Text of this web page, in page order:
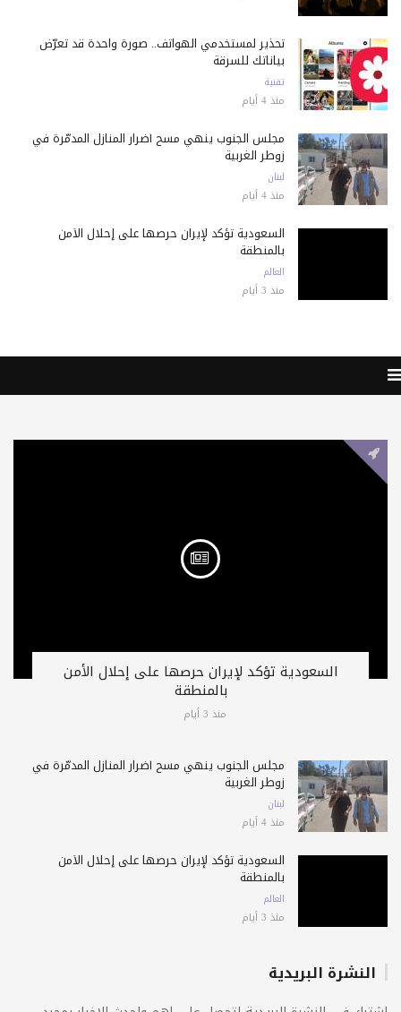
تحذير لمستخدمي الهواتف.. صورة واحدة قد تعرّض
بياناتك للسرقة
تقنية
منذ 4 أيام
مجلس الجنوب ينهي مسح أضرار المنازل المدمّرة في
زوطر الغربية
لبنان
منذ 4 أيام
السعودية تؤكد لإيران حرصها على إحلال الأمن
بالمنطقة
العالم
منذ 3 أيام
السعودية تؤكد لإيران حرصها على إحلال الأمن
بالمنطقة
منذ 3 أيام
مجلس الجنوب ينهي مسح أضرار المنازل المدمّرة في
زوطر الغربية
لبنان
منذ 4 أيام
السعودية تؤكد لإيران حرصها على إحلال الأمن
بالمنطقة
العالم
منذ 3 أيام
النشرة البريدية